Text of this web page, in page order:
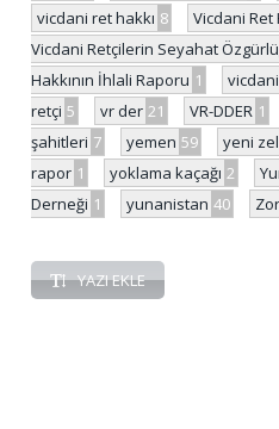
vicdani ret hakkı 8
Vicdani Ret
Vicdani Retçilerin Seyahat
Hakkının İhlali Raporu 1
retçi 5 vr der 21 VR-DDER 1
şahitleri 7 yemen 59 yeni
rapor 1 yoklama kaçağı 2
Derneği 1 yunanistan 40
YAZI EKLE